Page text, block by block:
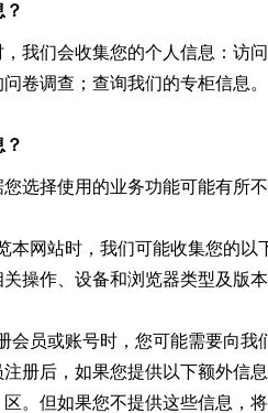
我们会收集您的个人信息：访
卷调查；查询我们的专柜信息。
选择使用的业务功能可能有所
本网站时，我们可能收集您的
操作、设备和浏览器类型及版
会员或账号时，您可能需要向
册后，如果您提供以下额外信
。但如果您不提供这些信息，